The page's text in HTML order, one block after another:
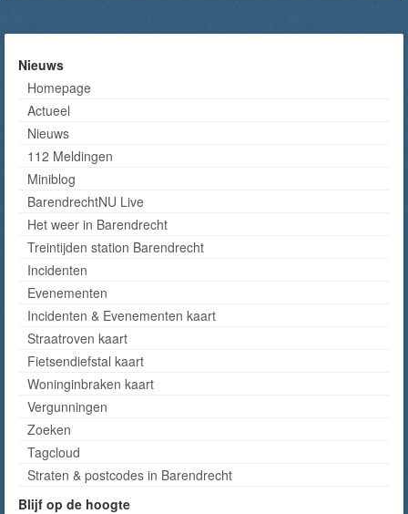
Nieuws
Homepage
Actueel
Nieuws
112 Meldingen
Miniblog
BarendrechtNU Live
Het weer in Barendrecht
Treintijden station Barendrecht
Incidenten
Evenementen
Incidenten & Evenementen kaart
Straatroven kaart
Fietsendiefstal kaart
Woninginbraken kaart
Vergunningen
Zoeken
Tagcloud
Straten & postcodes in Barendrecht
Blijf op de hoogte